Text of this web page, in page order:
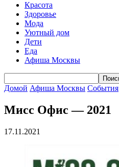
Красота
Здоровье
Мода
Уютный дом
Дети
Еда
Афиша Москвы
Домой Афиша Москвы События
Мисс Офис — 2021
17.11.2021